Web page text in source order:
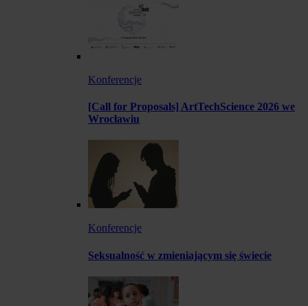
Konferencje
[Call for Proposals] ArtTechScience 2026 we
Wrocławiu
Konferencje
Seksualność w zmieniającym się świecie